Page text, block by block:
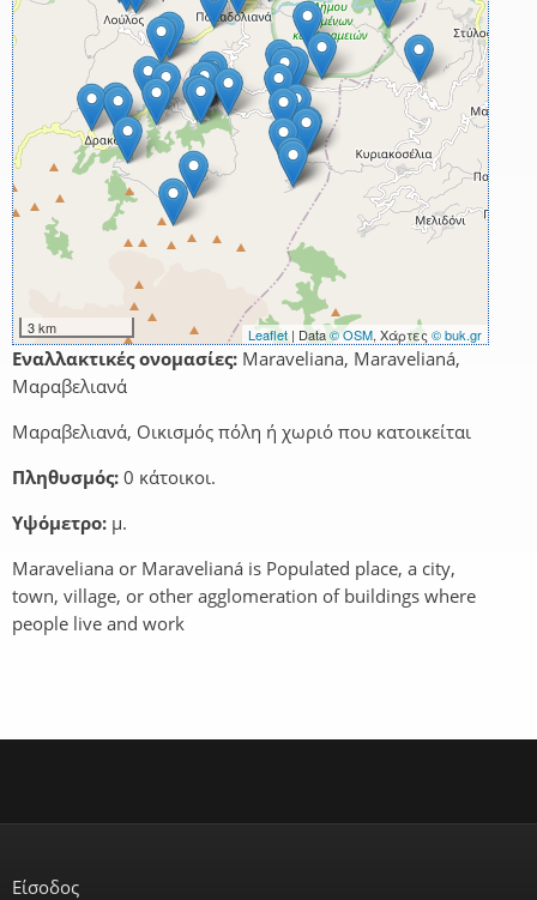
3 km Leaflet | Data© OSM, Χάρτες © buk.gr
Εναλλακτικές ονομασίες: Maraveliana, Maravelianá,
Μαραβελιανά
Μαραβελιανά, Οικισμός πόλη ή χωριό που κατοικείται
Πληθυσμός: 0 κάτοικοι.
Υψόμετρο: μ.
Maraveliana or Maravelianá is Populated place, a city,
town, village, or other agglomeration of buildings where
people live and work
Είσοδος